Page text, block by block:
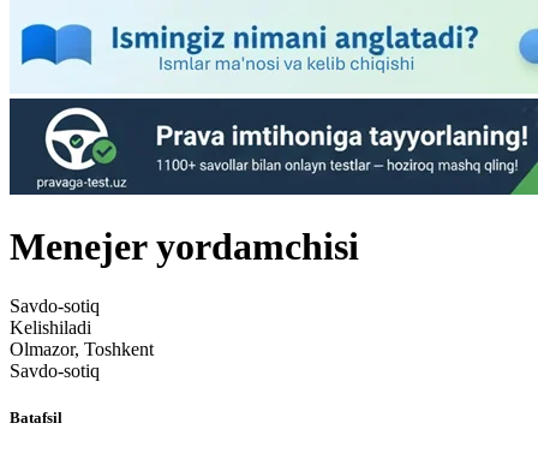
Menejer yordamchisi
Savdo-sotiq
Kelishiladi
Olmazor, Toshkent
Savdo-sotiq
Batafsil